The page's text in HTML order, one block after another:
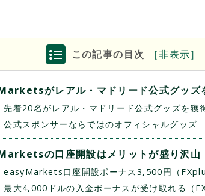
この記事の目次 ［非表示］
がレアル・マドリード公式グッズ
先着20名がレアル・マドリード公式グッズを獲
公式スポンサーならではのオフィシャルグッズ
の口座開設はメリットが盛り沢山
easyMarkets口座開設ボーナス3,500円（
最大4,000ドルの入金ボーナスが受け取れる（
催
ティ・プログラム
開催期間：
HFM 100